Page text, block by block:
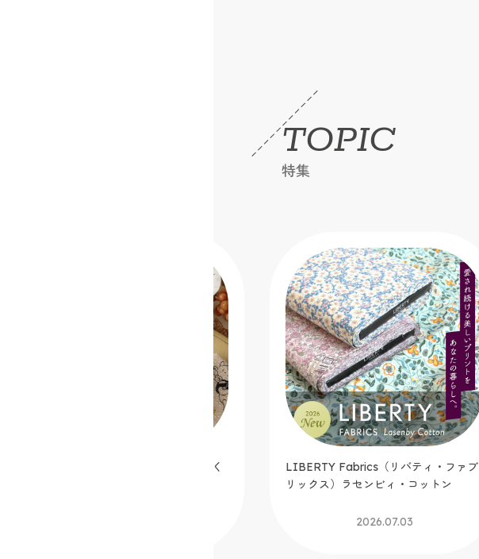
TOPIC
特集
LIBERTY Fabrics（リバティ・ファブ
シンプルミシン「Dorothy-ドロシー-」
カフェオレ【クラフトハートトーカイ